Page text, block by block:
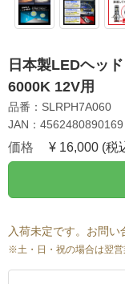
日本製LEDヘッ
6000K 12V用
品番：SLRPH7A060
JAN：4562480890169
価格 ¥ 16,000 (税
入荷未定です。お問い
※土・日・祝の場合は翌